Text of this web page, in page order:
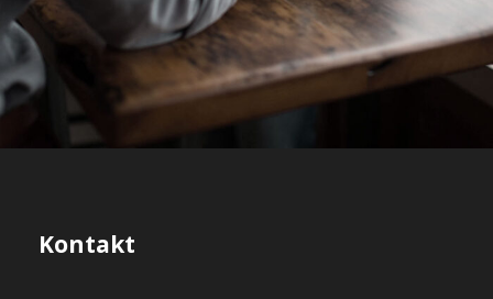
Kontakt